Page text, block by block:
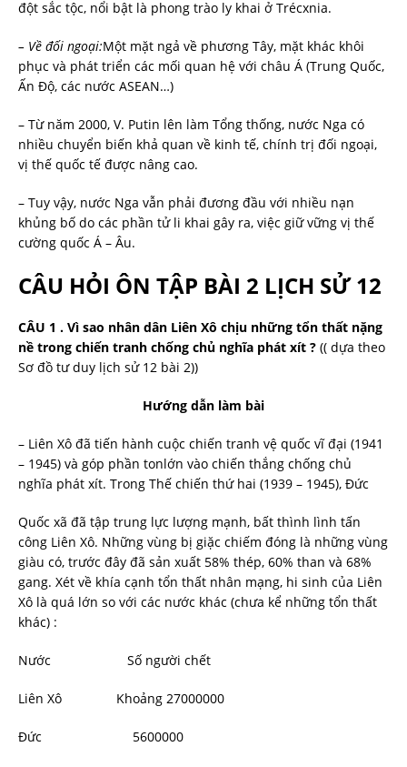
đột sắc tộc, nổi bật là phong trào ly khai ở Trécxnia.
– Về đối ngoại:Một mặt ngả về phương Tây, mặt khác khôi
phục và phát triển các mối quan hệ với châu Á (Trung Quốc,
Ấn Độ, các nước ASEAN…)
– Từ năm 2000, V. Putin lên làm Tổng thống, nước Nga có
nhiều chuyển biến khả quan về kinh tế, chính trị đối ngoại,
vị thế quốc tế được nâng cao.
– Tuy vậy, nước Nga vẫn phải đương đầu với nhiều nạn
khủng bố do các phần tử li khai gây ra, việc giữ vững vị thế
cường quốc Á – Âu.
CÂU HỎI ÔN TẬP BÀI 2 LỊCH SỬ 12
CÂU 1 . Vì sao nhân dân Liên Xô chịu những tổn thất nặng
nề trong chiến tranh chống chủ nghĩa phát xít ? (( dựa theo
Sơ đồ tư duy lịch sử 12 bài 2))
Hướng dẫn làm bài
– Liên Xô đã tiến hành cuộc chiến tranh vệ quốc vĩ đại (1941
– 1945) và góp phần tonlớn vào chiến thắng chống chủ
nghĩa phát xít. Trong Thế chiến thứ hai (1939 – 1945), Đức
Quốc xã đã tập trung lực lượng mạnh, bất thình lình tấn
công Liên Xô. Những vùng bị giặc chiếm đóng là những vùng
giàu có, trước đây đã sản xuất 58% thép, 60% than và 68%
gang. Xét về khía cạnh tổn thất nhân mạng, hi sinh của Liên
Xô là quá lớn so với các nước khác (chưa kể những tổn thất
khác) :
Nước Số người chết
Liên Xô Khoảng 27000000
Đức 5600000